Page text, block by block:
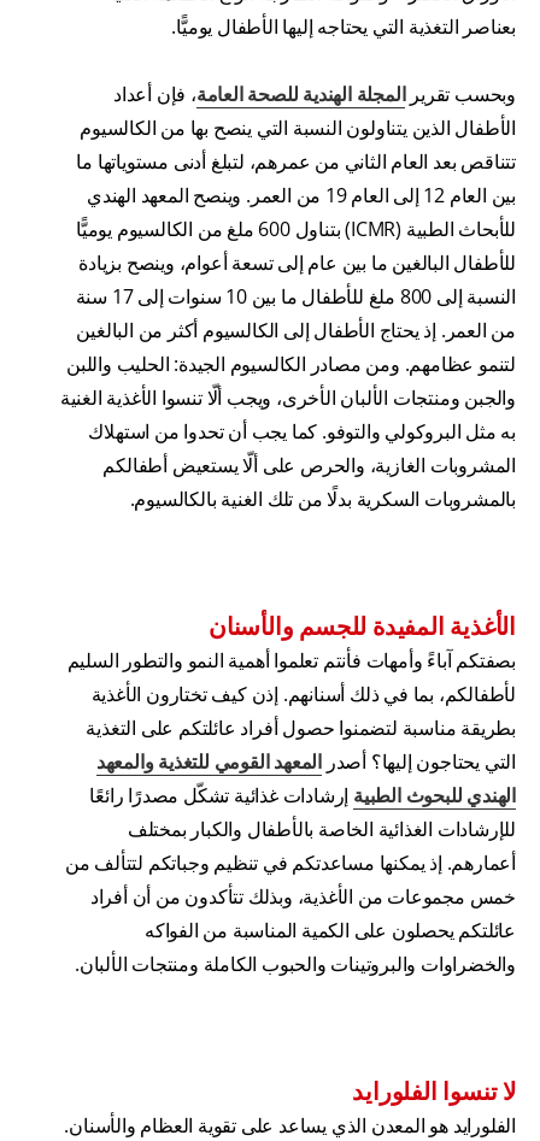
بعناصر التغذية التي يحتاجه إليها الأطفال يوميًّا.
وبحسب تقريرالمجلة الهندية للصحة العامة، فإن أعداد
الأطفال الذين يتناولون النسبة التي ينصح بها من الكالسيوم
تتناقص بعد العام الثاني من عمرهم، لتبلغ أدنى مستوياتها ما
بين العام 12 إلى العام 19 من العمر. وينصح المعهد الهندي
للأبحاث الطبية (ICMR) بتناول 600 ملغ من الكالسيوم يوميًّا
للأطفال البالغين ما بين عام إلى تسعة أعوام، وينصح بزيادة
النسبة إلى 800 ملغ للأطفال ما بين 10 سنوات إلى 17 سنة
من العمر. إذ يحتاج الأطفال إلى الكالسيوم أكثر من البالغين
لتنمو عظامهم. ومن مصادر الكالسيوم الجيدة: الحليب واللبن
والجبن ومنتجات الألبان الأخرى، ويجب ألّا تنسوا الأغذية الغنية
به مثل البروكولي والتوفو. كما يجب أن تحدوا من استهلاك
المشروبات الغازية، والحرص على ألّا يستعيض أطفالكم
بالمشروبات السكرية بدلًا من تلك الغنية بالكالسيوم.
الأغذية المفيدة للجسم والأسنان
بصفتكم آباءً وأمهات فأنتم تعلموا أهمية النمو والتطور السليم
لأطفالكم، بما في ذلك أسنانهم. إذن كيف تختارون الأغذية
بطريقة مناسبة لتضمنوا حصول أفراد عائلتكم على التغذية
التي يحتاجون إليها؟ أصدر المعهد القومي للتغذية والمعهد
الهندي للبحوث الطبية إرشادات غذائية تشكّل مصدرًا رائعًا
للإرشادات الغذائية الخاصة بالأطفال والكبار بمختلف
أعمارهم. إذ يمكنها مساعدتكم في تنظيم وجباتكم لتتألف من
خمس مجموعات من الأغذية، وبذلك تتأكدون من أن أفراد
عائلتكم يحصلون على الكمية المناسبة من الفواكه
والخضراوات والبروتينات والحبوب الكاملة ومنتجات الألبان.
لا تنسوا الفلورايد
الفلورايد هو المعدن الذي يساعد على تقوية العظام والأسنان.